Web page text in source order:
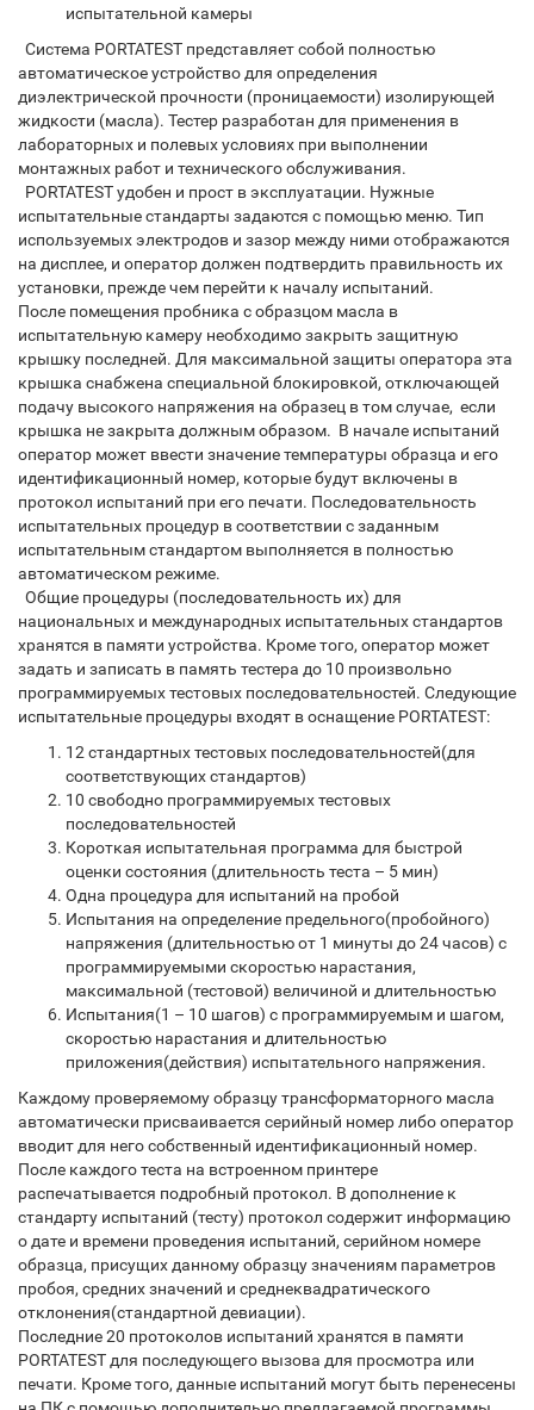
испытательной камеры
Система PORTATEST представляет собой полностью
автоматическое устройство для определения
диэлектрической прочности (проницаемости) изолирующей
жидкости (масла). Тестер разработан для применения в
лабораторных и полевых условиях при выполнении
монтажных работ и технического обслуживания.
PORTATEST удобен и прост в эксплуатации. Нужные
испытательные стандарты задаются с помощью меню. Тип
используемых электродов и зазор между ними отображаются
на дисплее, и оператор должен подтвердить правильность их
установки, прежде чем перейти к началу испытаний.
После помещения пробника с образцом масла в
испытательную камеру необходимо закрыть защитную
крышку последней. Для максимальной защиты оператора эта
крышка снабжена специальной блокировкой, отключающей
подачу высокого напряжения на образец в том случае, если
крышка не закрыта должным образом. В начале испытаний
оператор может ввести значение температуры образца и его
идентификационный номер, которые будут включены в
протокол испытаний при его печати. Последовательность
испытательных процедур в соответствии с заданным
испытательным стандартом выполняется в полностью
автоматическом режиме.
Общие процедуры (последовательность их) для
национальных и международных испытательных стандартов
хранятся в памяти устройства. Кроме того, оператор может
задать и записать в память тестера до 10 произвольно
программируемых тестовых последовательностей. Следующие
испытательные процедуры входят в оснащение PORTATEST:
12 стандартных тестовых последовательностей(для
соответствующих стандартов)
10 свободно программируемых тестовых
последовательностей
Короткая испытательная программа для быстрой
оценки состояния (длительность теста – 5 мин)
Одна процедура для испытаний на пробой
Испытания на определение предельного(пробойного)
напряжения (длительностью от 1 минуты до 24 часов) с
программируемыми скоростью нарастания,
максимальной (тестовой) величиной и длительностью
Испытания(1 – 10 шагов) с программируемым и шагом,
скоростью нарастания и длительностью
приложения(действия) испытательного напряжения.
Каждому проверяемому образцу трансформаторного масла
автоматически присваивается серийный номер либо оператор
вводит для него собственный идентификационный номер.
После каждого теста на встроенном принтере
распечатывается подробный протокол. В дополнение к
стандарту испытаний (тесту) протокол содержит информацию
о дате и времени проведения испытаний, серийном номере
образца, присущих данному образцу значениям параметров
пробоя, средних значений и среднеквадратического
отклонения(стандартной девиации).
Последние 20 протоколов испытаний хранятся в памяти
PORTATEST для последующего вызова для просмотра или
печати. Кроме того, данные испытаний могут быть перенесены